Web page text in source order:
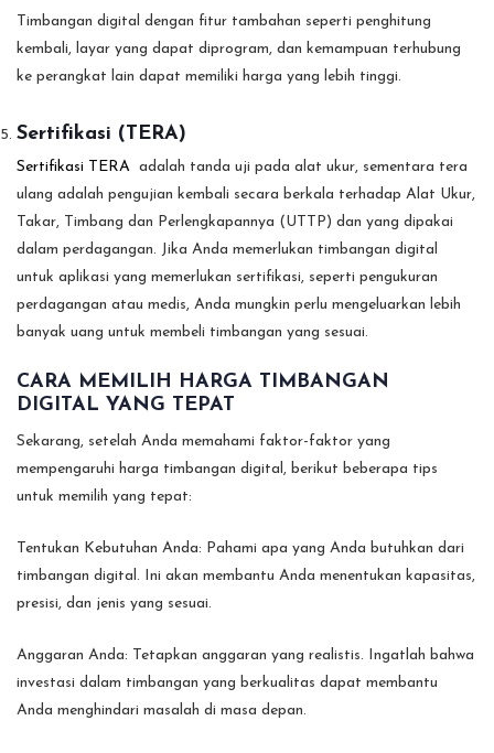
Timbangan digital dengan fitur tambahan seperti penghitung
kembali, layar yang dapat diprogram, dan kemampuan terhubung
ke perangkat lain dapat memiliki harga yang lebih tinggi.
Sertifikasi (TERA)
Sertifikasi TERA adalah tanda uji pada alat ukur, sementara tera
ulang adalah pengujian kembali secara berkala terhadap Alat Ukur,
Takar, Timbang dan Perlengkapannya (UTTP) dan yang dipakai
dalam perdagangan. Jika Anda memerlukan timbangan digital
untuk aplikasi yang memerlukan sertifikasi, seperti pengukuran
perdagangan atau medis, Anda mungkin perlu mengeluarkan lebih
banyak uang untuk membeli timbangan yang sesuai.
CARA MEMILIH HARGA TIMBANGAN
DIGITAL YANG TEPAT
Sekarang, setelah Anda memahami faktor-faktor yang
mempengaruhi harga timbangan digital, berikut beberapa tips
untuk memilih yang tepat:
Tentukan Kebutuhan Anda: Pahami apa yang Anda butuhkan dari
timbangan digital. Ini akan membantu Anda menentukan kapasitas,
presisi, dan jenis yang sesuai.
Anggaran Anda: Tetapkan anggaran yang realistis. Ingatlah bahwa
investasi dalam timbangan yang berkualitas dapat membantu
Anda menghindari masalah di masa depan.